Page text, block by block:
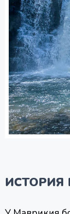
ИСТОРИЯ